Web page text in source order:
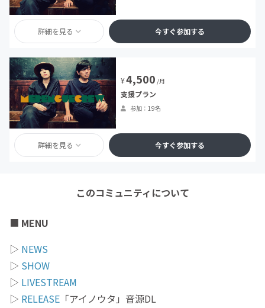
詳細を見る 今すぐ参加する
¥4,500 /月
支援プラン
参加：19名
詳細を見る 今すぐ参加する
このコミュニティについて
■ MENU
▷ NEWS
▷ SHOW
▷ LIVESTREAM
▷ RELEASE 「アイノウタ」音源DL